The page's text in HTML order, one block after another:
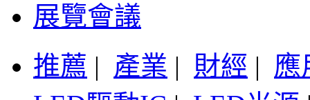
展覽會議
推薦 | 產業 | 財經 | 應